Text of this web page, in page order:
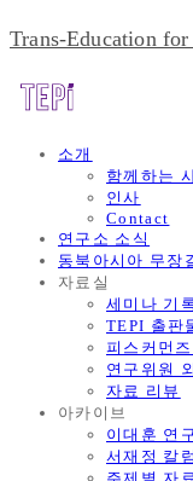
Trans-Education
소개
함께하는
인사
Contact
연구소 소식
동북아시아 무장
자료실
세미나 기
TEPI 출판
피스커먼
연구위원
자료 리뷰
아카이브
이대훈 연
서재정 칼럼